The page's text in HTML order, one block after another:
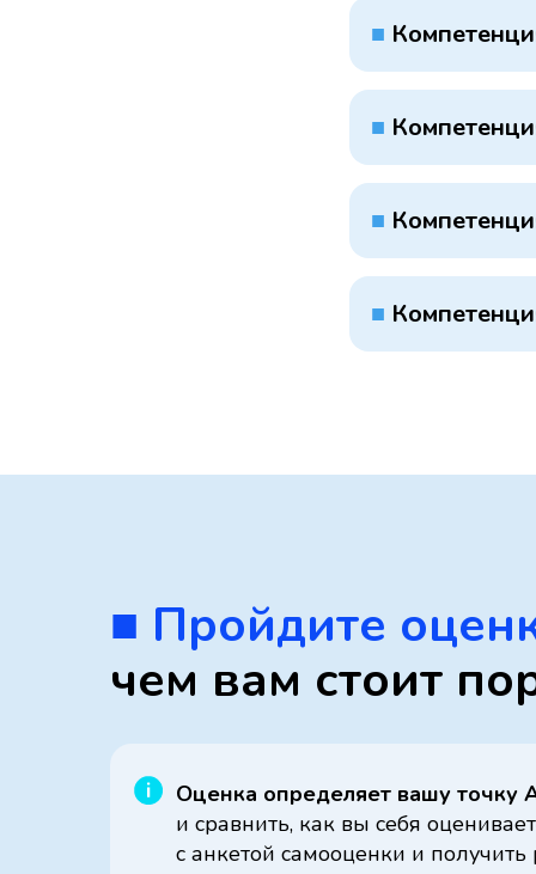
■
■
■
■
■ Пройдите
чем вам стоит
Оценка определяет вашу точку
и сравнить, как вы себя
с анкетой самооценки и